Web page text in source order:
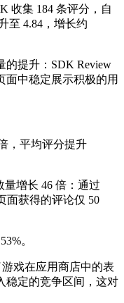
收集 184 条评分，自
至 4.84，增长约
的提升：SDK Review
面中稳定展示积极的用
，平均评分提升
量增长 46 倍：通过
面获得的评论仅 50
。
戏在应用商店中的表
稳定的竞争区间，这对